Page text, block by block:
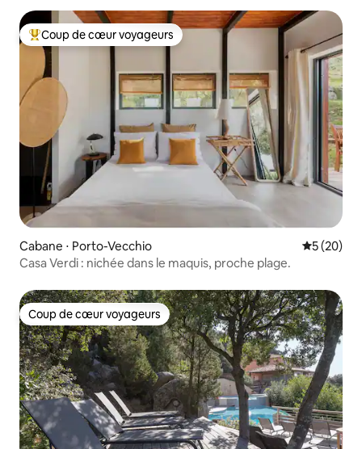
Coups de cœur voyageurs les plus appréciés
Coup de cœur voyageurs
Cabane ⋅ Porto-Vecchio
5 (20)
Casa Verdi : nichée dans le maquis, proche plage.
Coup de cœur voyageurs
Coup de cœur voyageurs